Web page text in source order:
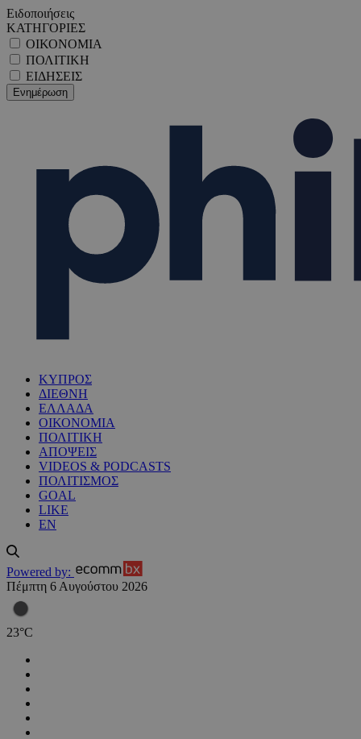
Ειδοποιήσεις
ΚΑΤΗΓΟΡΙΕΣ
ΟΙΚΟΝΟΜΙΑ
ΠΟΛΙΤΙΚΗ
ΕΙΔΗΣΕΙΣ
ΚΥΠΡΟΣ
ΔΙΕΘΝΗ
ΕΛΛΑΔΑ
ΟΙΚΟΝΟΜΙΑ
ΠΟΛΙΤΙΚΗ
ΑΠΟΨΕΙΣ
VIDEOS & PODCASTS
ΠΟΛΙΤΙΣΜΟΣ
GOAL
LIKE
EN
Powered by:
Πέμπτη 6 Αυγούστου 2026
23°C